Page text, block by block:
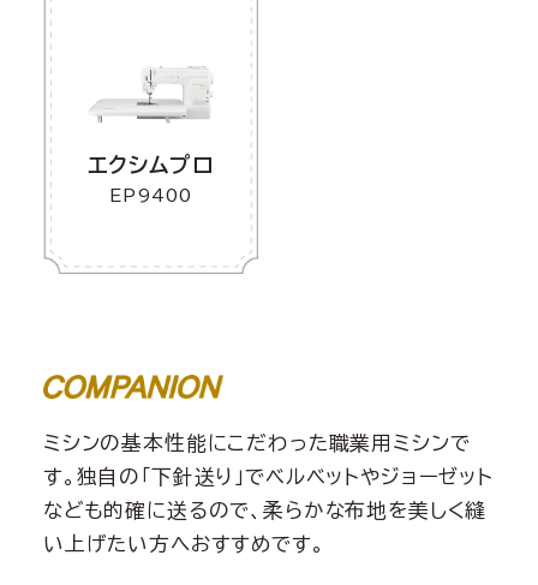
エクシムプロ
EP9400
ミシンの基本性能にこだわった職業用ミシンで
す。独自の「下針送り」でベルベットやジョーゼット
なども的確に送るので、柔らかな布地を美しく縫
い上げたい方へおすすめです。